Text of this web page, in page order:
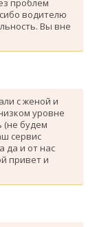
водителю
Вы вне
с женой и
уровне
(не будем
сервис
да и от нас
привет и